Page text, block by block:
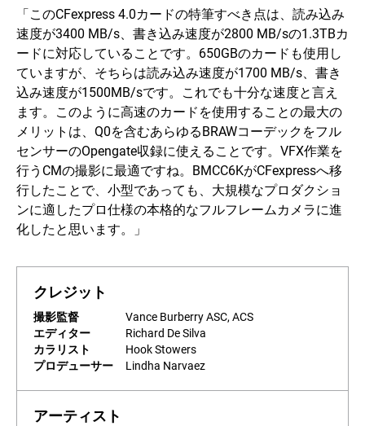
「このCFexpress 4.0カードの特筆すべき点は、読み込み
速度が3400 MB/s、書き込み速度が2800 MB/sの1.3TBカ
ードに対応していることです。650GBのカードも使用し
ていますが、そちらは読み込み速度が1700 MB/s、書き
込み速度が1500MB/sです。これでも十分な速度と言え
ます。このように高速のカードを使用することの最大の
メリットは、Q0を含むあらゆるBRAWコーデックをフル
センサーのOpengate収録に使えることです。VFX作業を
行うCMの撮影に最適ですね。BMCC6KがCFexpressへ移
行したことで、小型であっても、大規模なプロダクショ
ンに適したプロ仕様の本格的なフルフレームカメラに進
化したと思います。」
クレジット
撮影監督
Vance Burberry ASC, ACS
エディター
Richard De Silva
カラリスト
Hook Stowers
プロデューサー
Lindha Narvaez
アーティスト